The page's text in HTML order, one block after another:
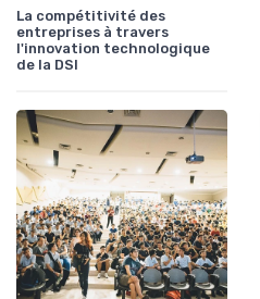
La compétitivité des
entreprises à travers
l'innovation technologique
de la DSI